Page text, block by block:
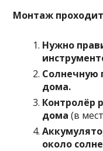
Монтаж
Нужно
Солнечную
дома.
Контролёр
дома (в
около